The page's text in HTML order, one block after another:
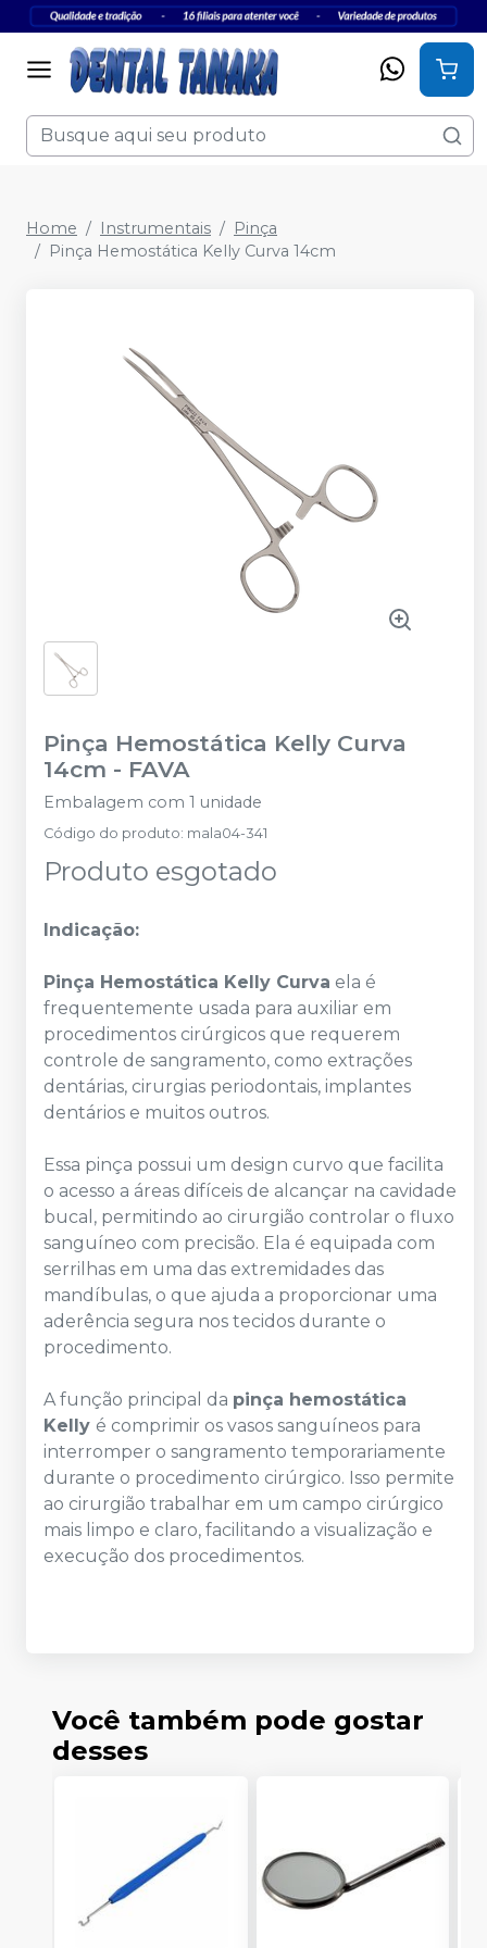
Home Instrumentais
Pinça
Pinça Hemostática Kelly Curva 14cm
Pinça Hemostática Kelly Curva
14cm - FAVA
Embalagem com 1 unidade
Código do produto: mala04-341
Produto esgotado
Indicação:
Pinça Hemostática Kelly Curva ela é
frequentemente usada para auxiliar em
procedimentos cirúrgicos que requerem
controle de sangramento, como extrações
dentárias, cirurgias periodontais, implantes
dentários e muitos outros.
Essa pinça possui um design curvo que facilita
o acesso a áreas difíceis de alcançar na cavidade
bucal, permitindo ao cirurgião controlar o fluxo
sanguíneo com precisão. Ela é equipada com
serrilhas em uma das extremidades das
mandíbulas, o que ajuda a proporcionar uma
aderência segura nos tecidos durante o
procedimento.
A função principal da pinça hemostática
Kelly é comprimir os vasos sanguíneos para
interromper o sangramento temporariamente
durante o procedimento cirúrgico. Isso permite
ao cirurgião trabalhar em um campo cirúrgico
mais limpo e claro, facilitando a visualização e
execução dos procedimentos.
Você também pode gostar
desses